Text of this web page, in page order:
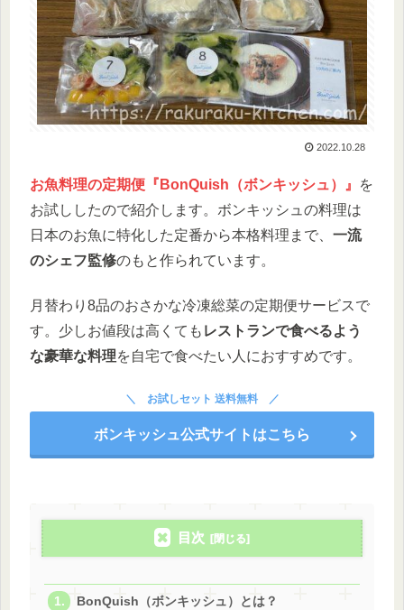
2022.10.28
お魚料理の定期便『BonQuish（ボンキッシュ）』
を
お試ししたので紹介します。ボンキッシュの料理は
日本のお魚に特化した定番から本格料理まで、 一流
のシェフ監修のもと作られています。
月替わり8品のおさかな冷凍総菜の定期便サービスで
す。少しお値段は高くても レストランで食べるよう
な豪華な料理を自宅で食べたい人におすすめです。
お試しセット 送料無料
ボンキッシュ公式サイトはこちら
目次
BonQuish（ボンキッシュ）とは？